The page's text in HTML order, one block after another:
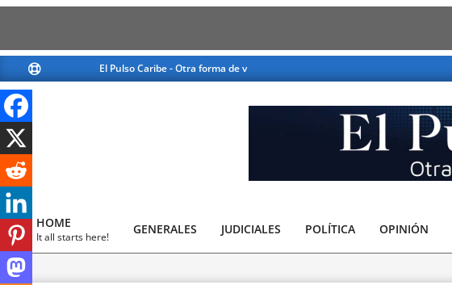
to
content
El Pulso Caribe - Otra forma de ver la noticia
El
Caribe
Primary
Navigation
Menu
HOME
It all starts here!
GENERALES JUDICIALES POLÍTICA OPINIÓN